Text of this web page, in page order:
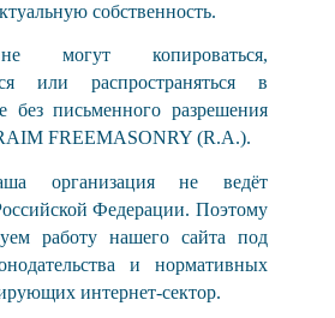
собственность.
могут копироваться,
или распространяться в
без письменного разрешения
FREEMASONRY (R.A.).
организация не ведёт
Федерации. Поэтому
работу нашего сайта под
и нормативных
интернет-сектор.